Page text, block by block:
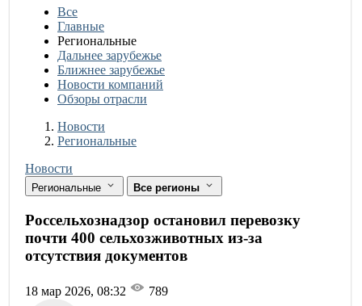
Все
Главные
Региональные
Дальнее зарубежье
Ближнее зарубежье
Новости компаний
Обзоры отрасли
Новости
Разделы
Новости
Региональные
Новости
Региональные Все регионы
Россельхознадзор остановил перевозку
почти 400 сельхозживотных из-за
отсутствия документов
18 мар 2026, 08:32 789